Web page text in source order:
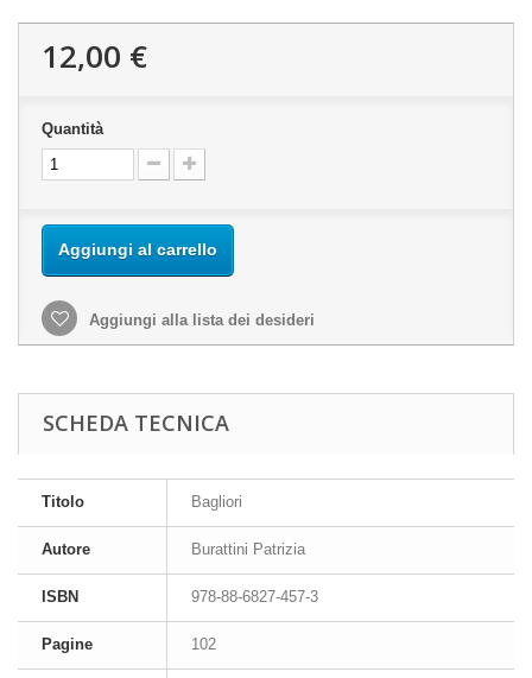
12,00 €
Quantità
Aggiungi al carrello
Aggiungi alla lista dei desideri
SCHEDA TECNICA
Titolo Bagliori
Autore Burattini Patrizia
ISBN 978-88-6827-457-3
Pagine 102